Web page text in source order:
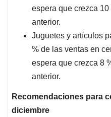
espera que crezca
anterior.
Juguetes y artículos
% de las ventas en
espera que crezca 8
anterior.
Recomendaciones para
diciembre